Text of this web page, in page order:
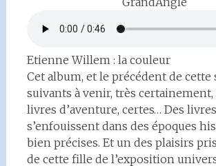
Etienne Willem : la couleur
Cet album, et le précédent de cette
suivants à venir, très certainement,
livres d’aventure, certes… Des
s’enfouissent dans des époques
bien précises. Et un des plaisirs
de cette fille de l’exposition